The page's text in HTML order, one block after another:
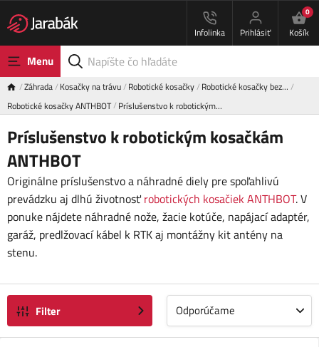
Infolinka Prihlásiť
0
Košík
Menu
Záhrada Kosačky na trávu Robotické kosačky Robotické kosačky bez…
Robotické kosačky ANTHBOT Príslušenstvo k robotickým…
Príslušenstvo k robotickým kosačkám
ANTHBOT
Originálne príslušenstvo a náhradné diely pre spoľahlivú
prevádzku aj dlhú životnosť robotických kosačiek ANTHBOT. V
ponuke nájdete náhradné nože, žacie kotúče, napájací adaptér,
garáž, predlžovací kábel k RTK aj montážny kit antény na
stenu.
Filter Odporúčame